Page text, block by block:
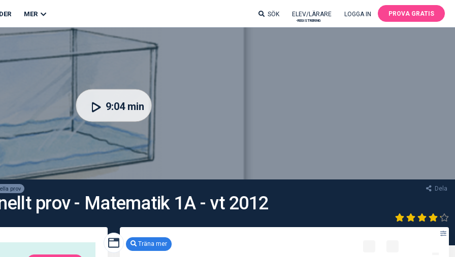
MER SÖK ELEV/LÄRARE
-REGISTRERING
LOGGA IN PROVA GRATIS
Dela
prov
prov - Matematik 1A - vt 2012
9:04 min
Träna mer